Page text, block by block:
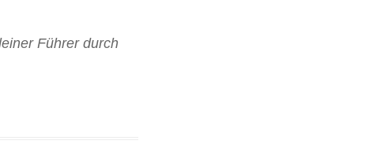
Führer durch